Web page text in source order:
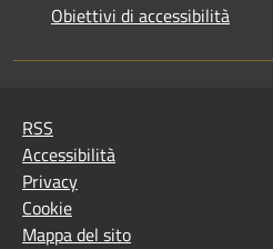
Obiettivi di accessibilità
RSS
Accessibilità
Privacy
Cookie
Mappa del sito